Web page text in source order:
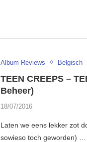
Album Reviews Belgisch
TEEN CREEPS –
Beheer)
18/07/2016
Laten we eens lekker zot
sowieso toch geworden) …